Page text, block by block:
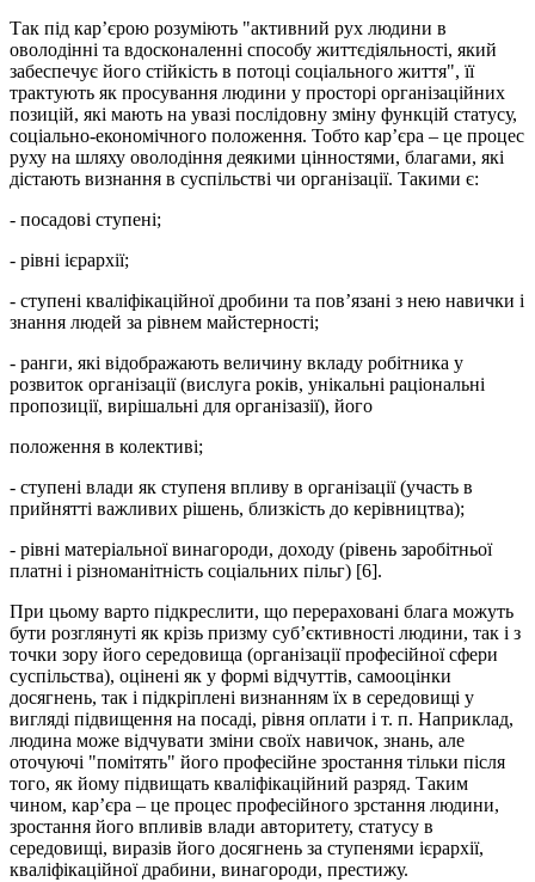
Так під кар’єрою розуміють "активний рух людини в
оволодінні та вдосконаленні способу життєдіяльності, який
забеспечує його стійкість в потоці соціального життя", її
трактують як просування людини у просторі організаційних
позицій, які мають на увазі послідовну зміну функцій статусу,
соціально-економічного положення. Тобто кар’єра – це процес
руху на шляху оволодіння деякими цінностями, благами, які
дістають визнання в суспільстві чи організації. Такими є:
- посадові ступені;
- рівні ієрархії;
- ступені кваліфікаційної дробини та пов’язані з нею навички і
знання людей за рівнем майстерності;
- ранги, які відображають величину вкладу робітника у
розвиток організації (вислуга років, унікальні раціональні
пропозиції, вирішальні для організазії), його
положення в колективі;
- ступені влади як ступеня впливу в організації (участь в
прийнятті важливих рішень, близкість до керівництва);
- рівні матеріальної винагороди, доходу (рівень заробітньої
платні і різноманітність соціальних пільг) [6].
При цьому варто підкреслити, що перераховані блага можуть
бути розглянуті як крізь призму суб’єктивності людини, так і з
точки зору його середовища (організації професійної сфери
суспільства), оцінені як у формі відчуттів, самооцінки
досягнень, так і підкріплені визнанням їх в середовищі у
вигляді підвищення на посаді, рівня оплати і т. п. Наприклад,
людина може відчувати зміни своїх навичок, знань, але
оточуючі "помітять" його професійне зростання тільки після
того, як йому підвищать кваліфікаційний разряд. Таким
чином, кар’єра – це процес професійного зрстання людини,
зростання його впливів влади авторитету, статусу в
середовищі, виразів його досягнень за ступенями ієрархії,
кваліфікаційної драбини, винагороди, престижу.